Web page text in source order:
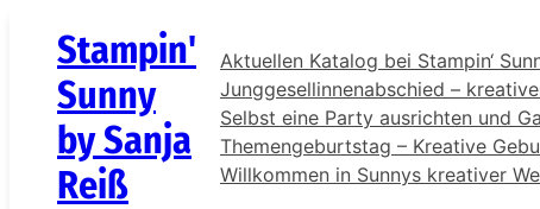
springen
Stampin'
Sunny
by Sanja
Reiß
Aktuellen Katalog bei Stampin‘
Junggesellinnenabschied –
Selbst eine Party ausrichten und
Themengeburtstag – Kreative
Willkommen in Sunnys kreativer